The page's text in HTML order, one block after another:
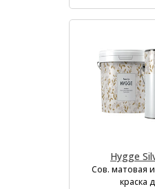
Hygge
Сов. матовая
краска